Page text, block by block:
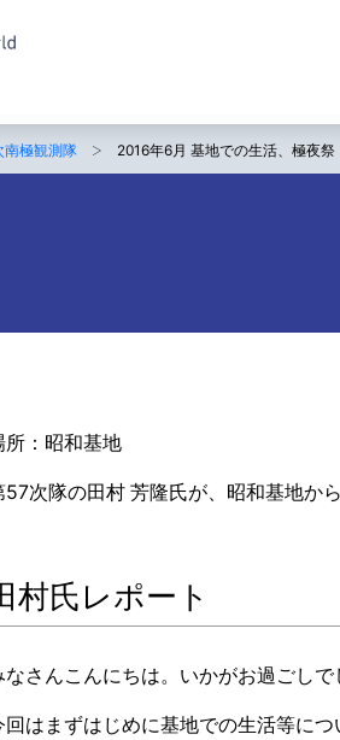
南極観測隊 2016年6月 基地での生活、極夜祭
所：昭和基地
57次隊の田村 芳隆氏が、昭和基地か
村氏レポート
なさんこんにちは。いかがお過ごし
回はまずはじめに基地での生活等につ